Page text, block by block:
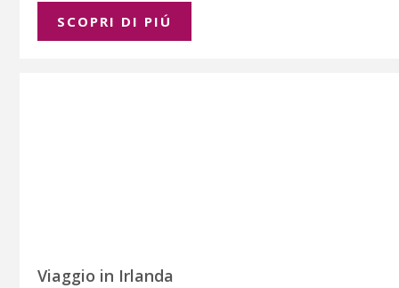
SCOPRI DI PIÚ
Viaggio in Irlanda